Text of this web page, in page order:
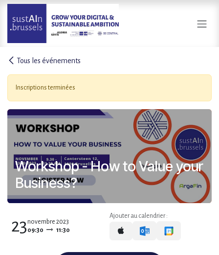
Se rendre au contenu
Tous les événements
Inscriptions terminées
Workshop - How to Value your
Business?
23novembre 2023
09:30
11:30
Ajouter au calendrier :